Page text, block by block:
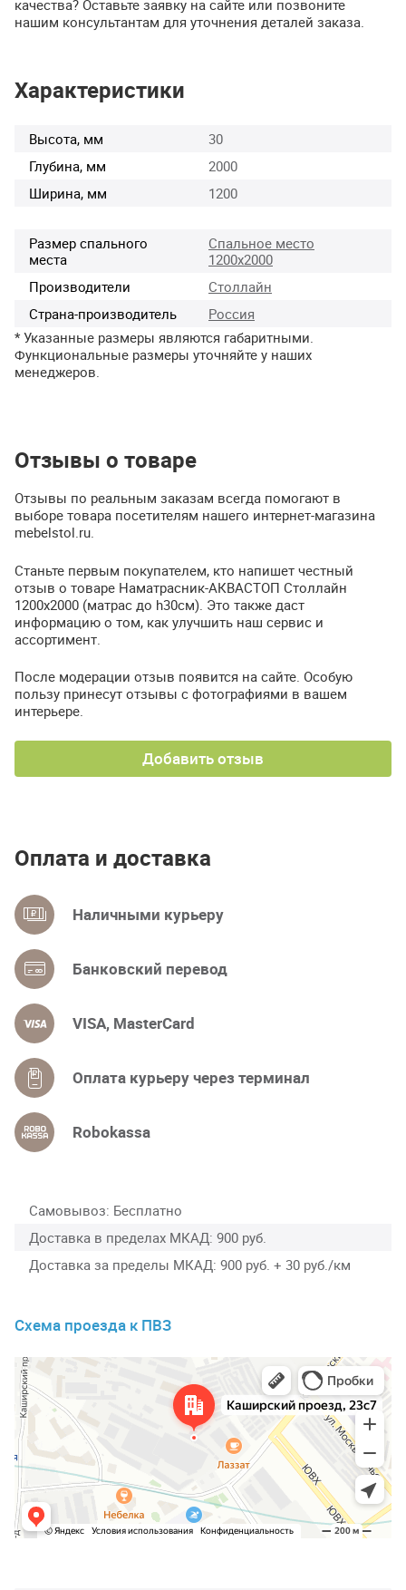
качества? Оставьте заявку на сайте или позвоните
нашим консультантам для уточнения деталей заказа.
Характеристики
Высота, мм
30
Глубина, мм
2000
Ширина, мм
1200
Размер спального
места
Спальное место
1200х2000
Производители
Столлайн
Страна-производитель
Россия
* Указанные размеры являются габаритными.
Функциональные размеры уточняйте у наших
менеджеров.
Отзывы о товаре
Отзывы по реальным заказам всегда помогают в
выборе товара посетителям нашего интернет-магазина
mebelstol.ru.
Станьте первым покупателем, кто напишет честный
отзыв о товаре Наматрасник-АКВАСТОП Столлайн
1200х2000 (матрас до h30см). Это также даст
информацию о том, как улучшить наш сервис и
ассортимент.
После модерации отзыв появится на сайте. Особую
пользу принесут отзывы с фотографиями в вашем
интерьере.
Добавить отзыв
Оплата и доставка
Наличными курьеру
Банковский перевод
VISA, MasterCard
Оплата курьеру через терминал
Robokassa
Самовывоз Бесплатно
Доставка в пределах МКАД 900 руб.
Доставка за пределы МКАД 900 руб. + 30 руб./км
Схема проезда к ПВЗ